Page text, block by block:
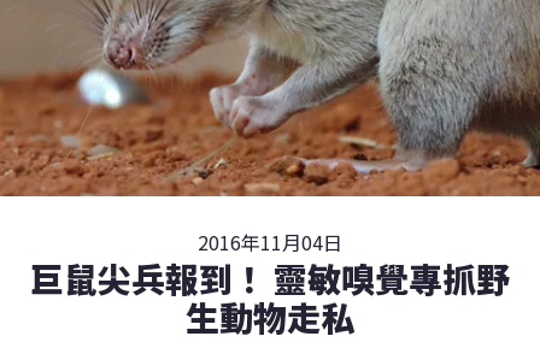
2016年11月04日
巨鼠尖兵報到！ 靈敏嗅覺專抓野
生動物走私